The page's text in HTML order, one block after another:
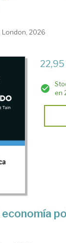
London, 2026
22,95
en